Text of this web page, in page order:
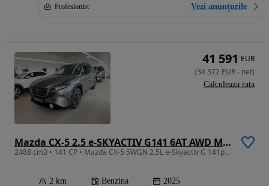
Profesionist Vezi anunțurile
Mazda CX-5 2.5 e-SKYACTIV G141 6AT AWD MHEV Homura
2488 cm3 • 141 CP • Mazda CX-5 5WGN 2.5L e-Skyactiv G 141ps 6AT AWD Homura BLOP
2 km Benzina 2025
41 591 EUR
(34 372 EUR- net)
Calculeaza rata